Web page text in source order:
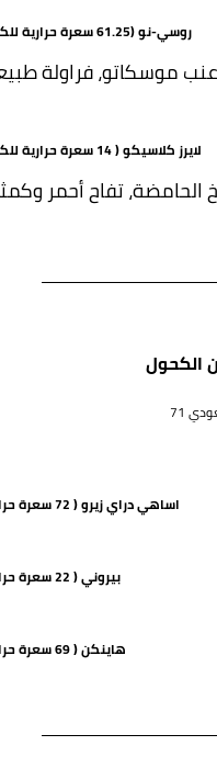
روسي-نو (61.25 سعرة حرارية للكأس)
عنب موسكاتو، فراولة
لايرز كلاسيكو ( 14 سعرة حرارية للكأس)
تفاح أحمر
الكحول
اساهي دراي زيرو ( 72 سعرة حرارية)
بيروني ( 22 سعرة حرارية)
هاينكن ( 69 سعرة حرارية)